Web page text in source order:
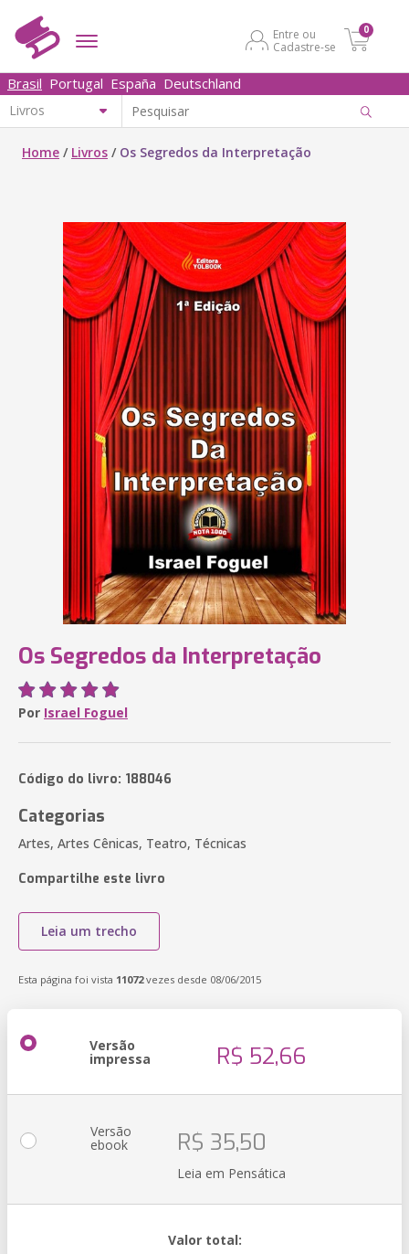
Entre ou
Cadastre-se
0
Brasil Portugal España Deutschland
Home / Livros / Os Segredos da Interpretação
Os Segredos da Interpretação
Por Israel Foguel
Código do livro: 188046
Categorias
Artes, Artes Cênicas, Teatro, Técnicas
Compartilhe este livro
Leia um trecho
Esta página foi vista 11072vezes desde 08/06/2015
Versão
impressa R$ 52,66
Versão
ebook R$ 35,50
Leia em Pensática
Valor total: